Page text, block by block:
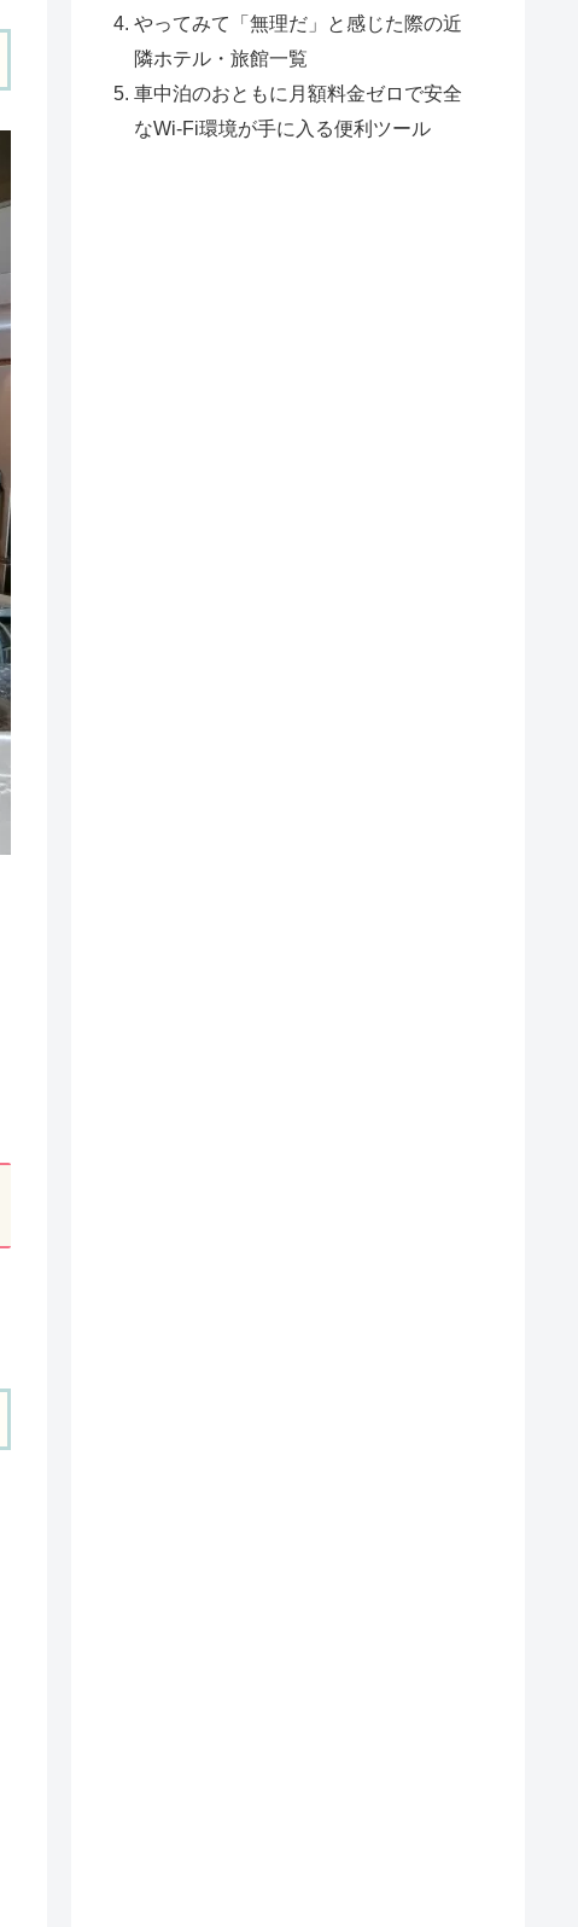
やってみて「無理だ」と感じた際の近
隣ホテル・旅館一覧
車中泊のおともに月額料金ゼロで安全
なWi-Fi環境が手に入る便利ツール